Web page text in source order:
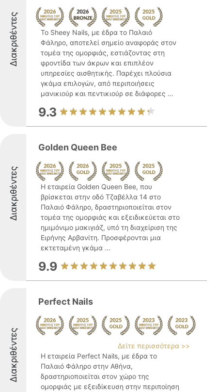
Διακριθέντες
Το Sheey Nails, με έδρα το Παλαιό
Φάληρο, αποτελεί σημείο αναφοράς στον
τομέα της ομορφιάς, εστιάζοντας στη
φροντίδα των άκρων και επιπλέον
υπηρεσίες αισθητικής. Παρέχει πλούσια
γκάμα επιλογών, από περιποιήσεις
μανικιούρ και πεντικιούρ σε διάφορες ...
9.3
Διακριθέντες
Golden Queen Bee
Η εταιρεία Golden Queen Bee, που
βρίσκεται στην οδό Τζαβέλλα 14 στο
Παλαιό Φάληρο, δραστηριοποιείται στον
τομέα της ομορφιάς και εξειδικεύεται στο
ημιμόνιμο μακιγιάζ, υπό τη διαχείριση της
Ειρήνης Αρβανίτη. Προσφέρονται μια
εκτεταμένη γκάμα ...
9.9
Διακριθέντες
Perfect Nails
Δείτε περισσότερα >>
Η εταιρεία Perfect Nails, με έδρα το
Παλαιό Φάληρο στην Αθήνα,
δραστηριοποιείται στον χώρο της
ομορφιάς με εξειδίκευση στην περιποίηση